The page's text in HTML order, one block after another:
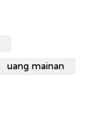
uang mainan